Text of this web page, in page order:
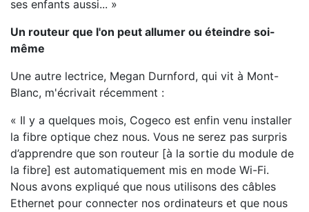
ses enfants aussi... »
Un routeur que l'on peut allumer ou éteindre soi-
même
Une autre lectrice, Megan Durnford, qui vit à Mont-
Blanc, m'écrivait récemment :
« Il y a quelques mois, Cogeco est enfin venu installer
la fibre optique chez nous. Vous ne serez pas surpris
d’apprendre que son routeur [à la sortie du module de
la fibre] est automatiquement mis en mode Wi-Fi.
Nous avons expliqué que nous utilisons des câbles
Ethernet pour connecter nos ordinateurs et que nous